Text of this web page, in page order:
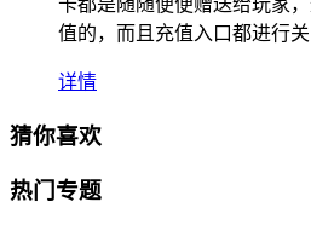
值的，而且充值入口都进行关
详情
猜你喜欢
热门专题